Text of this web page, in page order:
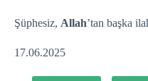
Şüphesiz, Allah’tan başka
17.06.2025